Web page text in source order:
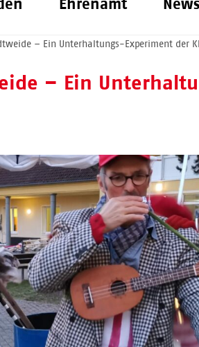
Ehrenamt News
– Ein Unterhaltungs-Experiment der
– Ein